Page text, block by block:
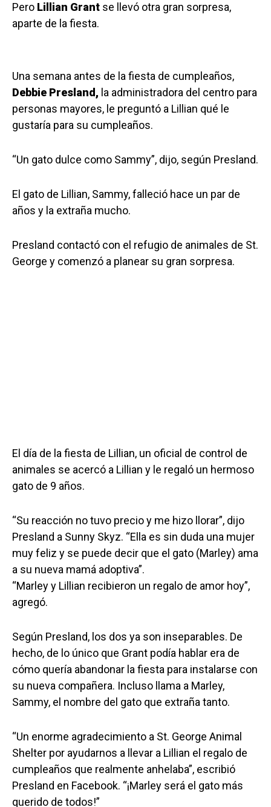
Pero Lillian Grant se llevó otra gran sorpresa,
aparte de la fiesta.
Una semana antes de la fiesta de cumpleaños,
Debbie Presland, la administradora del centro para
personas mayores, le preguntó a Lillian qué le
gustaría para su cumpleaños.
“Un gato dulce como Sammy”, dijo, según Presland.
El gato de Lillian, Sammy, falleció hace un par de
años y la extraña mucho.
Presland contactó con el refugio de animales de St.
George y comenzó a planear su gran sorpresa.
El día de la fiesta de Lillian, un oficial de control de
animales se acercó a Lillian y le regaló un hermoso
gato de 9 años.
“Su reacción no tuvo precio y me hizo llorar”, dijo
Presland a Sunny Skyz. “Ella es sin duda una mujer
muy feliz y se puede decir que el gato (Marley) ama
a su nueva mamá adoptiva”.
“Marley y Lillian recibieron un regalo de amor hoy”,
agregó.
Según Presland, los dos ya son inseparables. De
hecho, de lo único que Grant podía hablar era de
cómo quería abandonar la fiesta para instalarse con
su nueva compañera. Incluso llama a Marley,
Sammy, el nombre del gato que extraña tanto.
“Un enorme agradecimiento a St. George Animal
Shelter por ayudarnos a llevar a Lillian el regalo de
cumpleaños que realmente anhelaba”, escribió
Presland en Facebook. “¡Marley será el gato más
querido de todos!”